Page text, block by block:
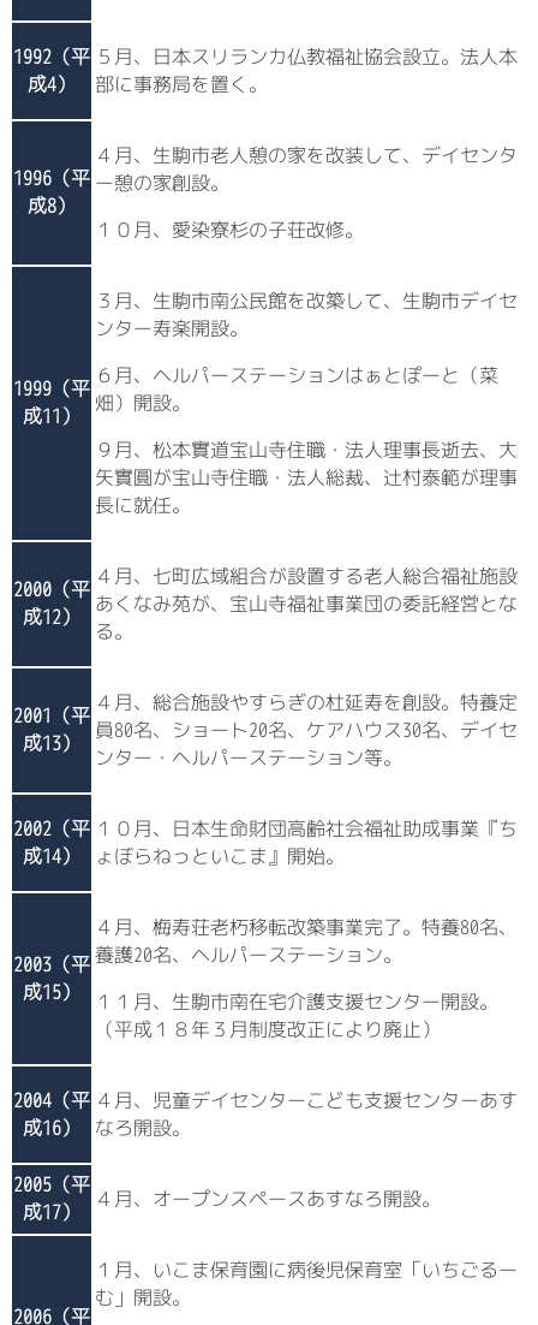
1992（平
成4）
５月、日本スリランカ仏教福祉協会設立。法人本
部に事務局を置く。
1996（平
成8）
４月、生駒市老人憩の家を改装して、デイセンタ
ー憩の家創設。
１０月、愛染寮杉の子荘改修。
1999（平
成11）
３月、生駒市南公民館を改築して、生駒市デイセ
ンター寿楽開設。
６月、ヘルパーステーションはぁとぽーと（菜
畑）開設。
９月、松本實道宝山寺住職・法人理事長逝去、大
矢實圓が宝山寺住職・法人総裁、辻村泰範が理事
長に就任。
2000（平
成12）
４月、七町広域組合が設置する老人総合福祉施設
あくなみ苑が、宝山寺福祉事業団の委託経営とな
る。
2001（平
成13）
４月、総合施設やすらぎの杜延寿を創設。特養定
員80名、ショート20名、ケアハウス30名、デイセ
ンター・ヘルパーステーション等。
2002（平
成14）
１０月、日本生命財団高齢社会福祉助成事業『ち
ょぼらねっといこま』開始。
2003（平
成15）
４月、梅寿荘老朽移転改築事業完了。特養80名、
養護20名、ヘルパーステーション。
１１月、生駒市南在宅介護支援センター開設。
（平成１８年３月制度改正により廃止）
2004（平
成16）
４月、児童デイセンターこども支援センターあす
なろ開設。
2005（平
成17）
４月、オープンスペースあすなろ開設。
2006（平
１月、いこま保育園に病後児保育室「いちごるー
む」開設。